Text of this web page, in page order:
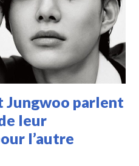
Jungwoo parlent
leur
l’autre